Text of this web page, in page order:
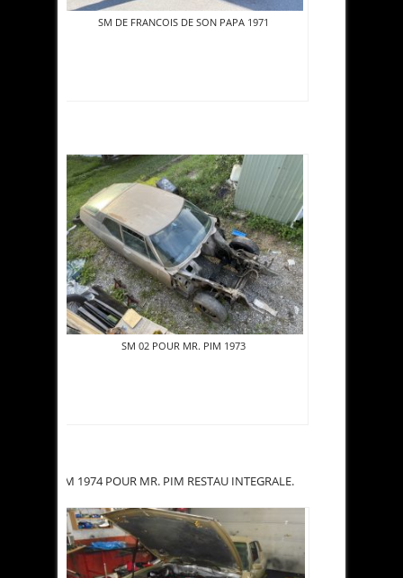
SM DE FRANCOIS DE SON PAPA 1971
SM 02 POUR MR. PIM 1973
SM 1974 POUR MR. PIM RESTAU INTEGRALE.